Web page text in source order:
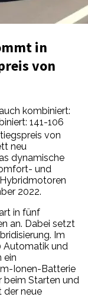
in
von
kombiniert:
141-106
von
neu
dynamische
und
2022.
in fünf
an. Dabei setzt
Im
Automatik und
ein
Ionen-Batterie
beim Starten und
der neue